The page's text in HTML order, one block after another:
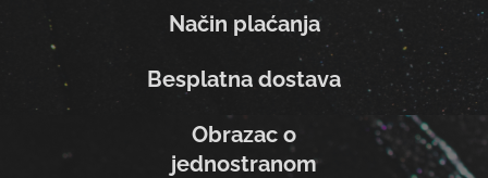
Način plaćanja
Besplatna dostava
Obrazac o
jednostranom